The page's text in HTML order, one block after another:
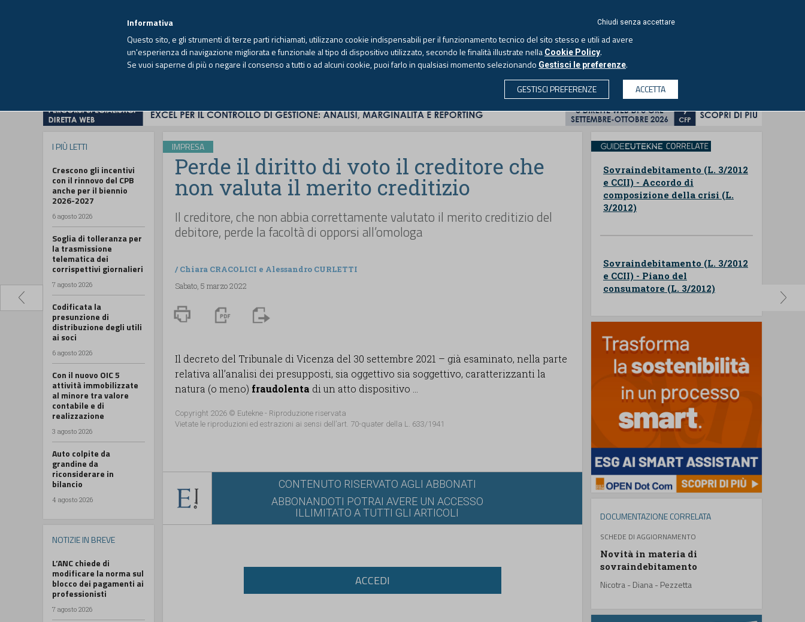
Venerdì, 7 agosto 2026 -Aggiornato alle 6.00
ECONOMIA & SOCIETÀ PROFESSIONI
I PIÙ LETTI
Crescono gli incentivi
con il rinnovo del CPB
anche per il biennio
2026-2027
6 agosto 2026
Soglia di tolleranza per
la trasmissione
telematica dei
corrispettivi giornalieri
7 agosto 2026
Codificata la
presunzione di
distribuzione degli utili
ai soci
6 agosto 2026
Con il nuovo OIC 5
attività immobilizzate
al minore tra valore
contabile e di
realizzazione
3 agosto 2026
Auto colpite da
grandine da
riconsiderare in
bilancio
4 agosto 2026
NOTIZIE IN BREVE
L’ANC chiede di
modificare la norma sul
blocco dei pagamenti ai
professionisti
7 agosto 2026
IMPRESA
Perde il diritto di voto il creditore che
non valuta il merito creditizio
Il creditore, che non abbia correttamente valutato il merito creditizio del
debitore, perde la facoltà di opporsi all’omologa
/ Chiara CRACOLICI e Alessandro CURLETTI
Sabato, 5 marzo 2022
Il decreto del Tribunale di Vicenza del 30 settembre 2021 – già esaminato, nella parte
relativa all’analisi dei presupposti, sia oggettivo sia soggettivo, caratterizzanti la
natura (o meno) fraudolenta di un atto dispositivo ...
Copyright 2026 © Eutekne - Riproduzione riservata
Vietate le riproduzioni ed estrazioni ai sensi dell’art. 70-quater della L. 633/1941
CONTENUTO RISERVATO AGLI ABBONATI
ABBONANDOTI POTRAI AVERE UN ACCESSO
ILLIMITATO A TUTTI GLI ARTICOLI
ACCEDI
Sovraindebitamento (L. 3/2012
e CCII) - Accordo di
composizione della crisi (L.
3/2012)
Sovraindebitamento (L. 3/2012
e CCII) - Piano del
consumatore (L. 3/2012)
DOCUMENTAZIONE CORRELATA
SCHEDE DI AGGIORNAMENTO
Novità in materia di
sovraindebitamento
Nicotra - Diana - Pezzetta
Chiudi senza accettare
Informativa
Questo sito, e gli strumenti di terze parti richiamati, utilizzano cookie indispensabili per il funzionamento tecnico del sito stesso e utili ad avere
un'esperienza di navigazione migliorata e funzionale al tipo di dispositivo utilizzato, secondo le finalità illustrate nella Cookie Policy.
Se vuoi saperne di più o negare il consenso a tutti o ad alcuni cookie, puoi farlo in qualsiasi momento selezionando Gestisci le preferenze.
GESTISCI PREFERENZE
ACCETTA